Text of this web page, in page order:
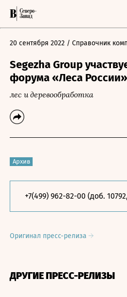
20 сентября 2022 / Справочник
Segezha Group
форума «Леса России»
лес и деревообработка
Архив
+7(499) 962-82-00 (доб.
Оригинал пресс-релиза
ДРУГИЕ ПРЕСС-РЕЛИЗЫ